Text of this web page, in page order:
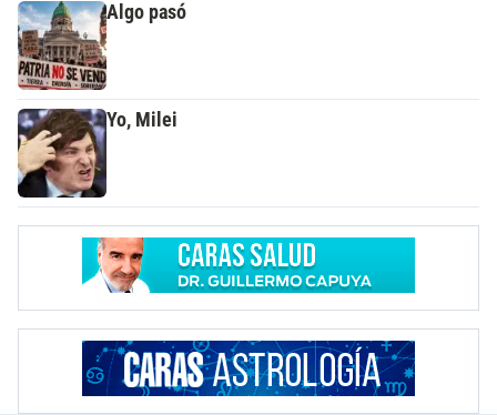
Algo pasó
Yo, Milei